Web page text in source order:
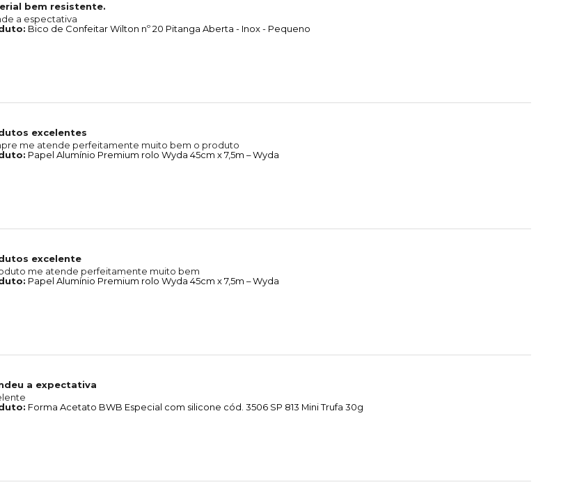
bem resistente.
a espectativa
Bico de Confeitar Wilton nº 20 Pitanga Aberta - Inox - Pequeno
excelentes
me atende perfeitamente muito bem o produto
Papel Alumínio Premium rolo Wyda 45cm x 7,5m – Wyda
excelente
me atende perfeitamente muito bem
Papel Alumínio Premium rolo Wyda 45cm x 7,5m – Wyda
a expectativa
Forma Acetato BWB Especial com silicone cód. 3506 SP 813 Mini Trufa 30g